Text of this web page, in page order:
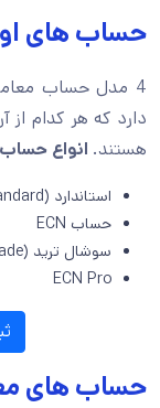
حساب های
4 مدل حساب معاملاتی در بروکر یا
دارد که هر کدام
هستند. انواع
استاندارد (Standard)
حساب ECN
سوشال ترید (Social Trade)
ECN Pro
حساب های